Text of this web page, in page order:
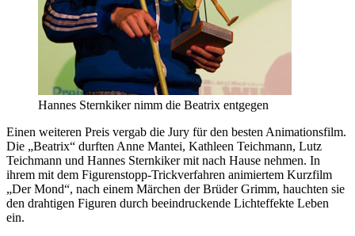
Hannes Sternkiker nimm die Beatrix entgegen
Einen weiteren Preis vergab die Jury für den besten Animationsfilm.
Die „Beatrix“ durften Anne Mantei, Kathleen Teichmann, Lutz
Teichmann und Hannes Sternkiker mit nach Hause nehmen. In
ihrem mit dem Figurenstopp-Trickverfahren animiertem Kurzfilm
„Der Mond“, nach einem Märchen der Brüder Grimm, hauchten sie
den drahtigen Figuren durch beeindruckende Lichteffekte Leben
ein.